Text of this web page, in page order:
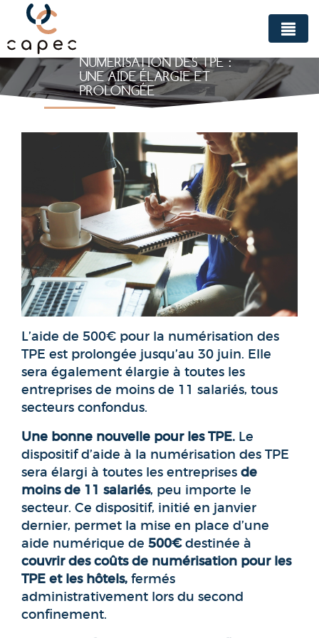
Panneau de gestion des cookies
NUMÉRISATION DES TPE :
UNE AIDE ÉLARGIE ET
PROLONGÉE
L’aide de 500€ pour la numérisation des
TPE est prolongée jusqu’au 30 juin. Elle
sera également élargie à toutes les
entreprises de moins de 11 salariés, tous
secteurs confondus.
Une bonne nouvelle pour les TPE. Le
dispositif d’aide à la numérisation des TPE
sera élargi à toutes les entreprises de
moins de 11 salariés, peu importe le
secteur. Ce dispositif, initié en janvier
dernier, permet la mise en place d’une
aide numérique de 500€destinée à
couvrir des coûts de numérisation pour les
TPE et les hôtels, fermés
administrativement lors du second
confinement.